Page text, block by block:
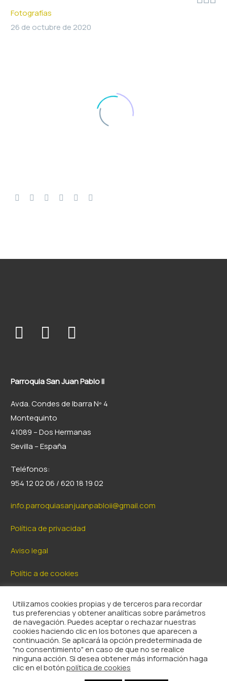
Fotografías
26 de octubre de 2020
Parroquia San Juan Pablo II
Avda. Condes de Ibarra Nº 4
Montequinto
41089 – Dos Hermanas
Sevilla – España
Teléfonos:
954 12 02 06 / 620 18 19 02
info.parroquiasanjuanpabloii@gmail.com
Política de privacidad
Aviso legal
Polític a de cookies
Utilizamos cookies propias y de terceros para recordar
tus preferencias y obtener analíticas sobre parámetros
de navegación. Puedes aceptar o rechazar nuestras
cookies haciendo clic en los botones que aparecen a
continuación. Se aplicará la opción predeterminada de
"no consentimiento" en caso de que no se realice
ninguna acción. Si desea obtener más información haga
clic en el botón política de cookies